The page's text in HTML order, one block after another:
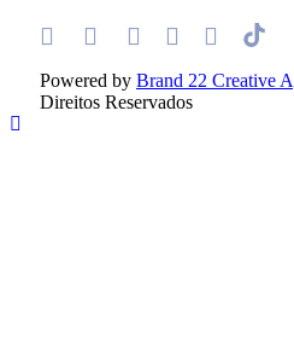
Powered by Brand 22 Creative
Direitos Reservados